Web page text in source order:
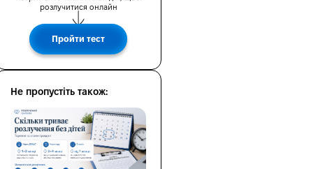
розлучитися онлайн
Пройти тест
Не пропустіть також: